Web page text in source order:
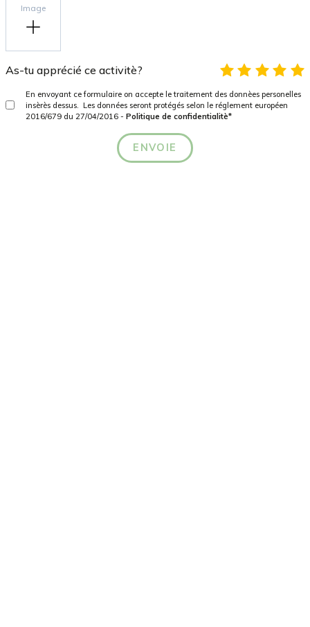
Image
As-tu apprécié ce activitè?
En envoyant ce formulaire on accepte le traitement des donnèes personelles
insèrès dessus. Les données seront protégés selon le réglement européen
2016/679 du 27/04/2016 - Politique de confidentialitè*
ENVOIE